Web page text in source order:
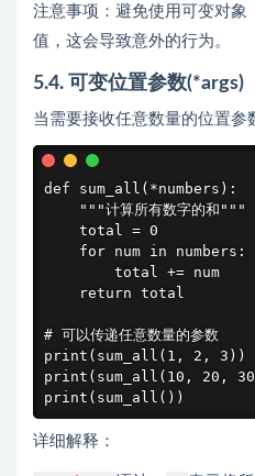
注意事项：避免使用可变对象
值，这会导致意外的行为。
5.4. 可变位置参数(*args)
当需要接收任意数量的位置参
def sum_all(*numbers):
    """计算所有数字的和"""
    total = 0
    for num in numbers:
        total += num
    return total
# 可以传递任意数量的参数
print(sum_all(1, 2,
print(sum_all(10, 20,
print(sum_all())
详细解释：